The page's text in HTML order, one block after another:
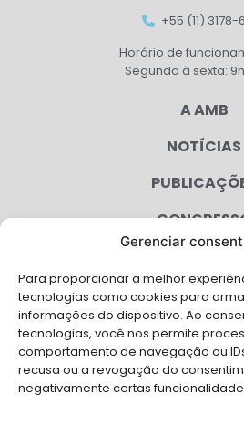
Gerenciar
Para proporcionar a melhor
tecnologias como cookies para
informações do dispositivo. Ao
tecnologias, você nos permite
comportamento de navegação ou
recusa ou a revogação do
negativamente certas
+55 (11) 3178-
Horário de
Segunda à sexta:
A AMB
NOTÍCIAS
SERVIÇOS
FILIADAS